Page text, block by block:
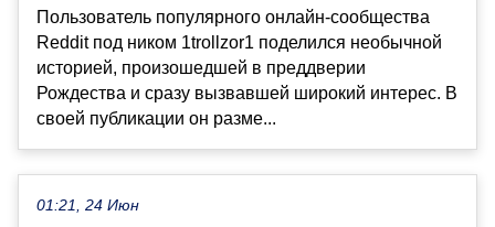
Пользователь популярного онлайн-сообщества
Reddit под ником 1trollzor1 поделился необычной
историей, произошедшей в преддверии
Рождества и сразу вызвавшей широкий интерес. В
своей публикации он разме...
01:21, 24 Июн